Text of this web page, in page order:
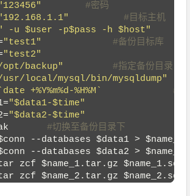
#密码
#目标主机
-u $user -p$pass -h $host"
"test1"
#备份目标库
"test2"
backup"
#指定备份目录
local/mysql/bin/mysqldump"
`date +%Y%m%d-%H%M`
#定
="$data1-$time"
="$data2-$time"
#切换至备份目录下
--databases $data1 > $name_1
--databases $data2 > $name_2
zcf $name_1.tar.gz $name_1
zcf $name_2 .tar.gz $name_2 .sql